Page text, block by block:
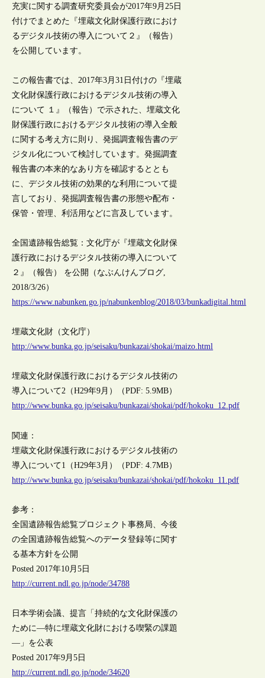
充実に関する調査研究委員会が2017年9月25日
付けでまとめた『埋蔵文化財保護行政におけ
るデジタル技術の導入について２』（報告）
を公開しています。
この報告書では、2017年3月31日付けの『埋蔵
文化財保護行政におけるデジタル技術の導入
について １』（報告）で示された、埋蔵文化
財保護行政におけるデジタル技術の導入全般
に関する考え方に則り、発掘調査報告書のデ
ジタル化について検討しています。発掘調査
報告書の本来的なあり方を確認するととも
に、デジタル技術の効果的な利用について提
言しており、発掘調査報告書の形態や配布・
保管・管理、利活用などに言及しています。
全国遺跡報告総覧：文化庁が『埋蔵文化財保
護行政におけるデジタル技術の導入について
２』（報告） を公開（なぶんけんブログ,
2018/3/26）
https://www.nabunken.go.jp/nabunkenblog/2018/03/bunkadigital.html
埋蔵文化財（文化庁）
http://www.bunka.go.jp/seisaku/bunkazai/shokai/maizo.html
埋蔵文化財保護行政におけるデジタル技術の
導入について2（H29年9月）（PDF: 5.9MB）
http://www.bunka.go.jp/seisaku/bunkazai/shokai/pdf/hokoku_12.pdf
関連：
埋蔵文化財保護行政におけるデジタル技術の
導入について1（H29年3月）（PDF: 4.7MB）
http://www.bunka.go.jp/seisaku/bunkazai/shokai/pdf/hokoku_11.pdf
参考：
全国遺跡報告総覧プロジェクト事務局、今後
の全国遺跡報告総覧へのデータ登録等に関す
る基本方針を公開
Posted 2017年10月5日
http://current.ndl.go.jp/node/34788
日本学術会議、提言「持続的な文化財保護の
ために―特に埋蔵文化財における喫緊の課題
―」を公表
Posted 2017年9月5日
http://current.ndl.go.jp/node/34620